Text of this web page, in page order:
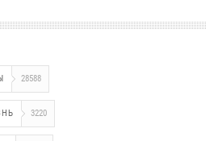
28588
3220